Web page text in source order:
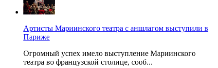
Артисты Мариинского театра с аншлагом выступили в
Париже
Огромный успех имело выступление Мариинского
театра во французской столице, сооб...